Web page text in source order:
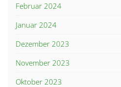
Februar 2024
Januar 2024
Dezember 2023
November 2023
Oktober 2023